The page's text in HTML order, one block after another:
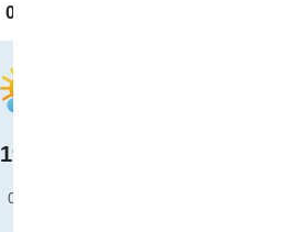
09:00
19 °C
0 mm